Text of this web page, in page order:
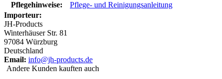
Pflegehinweise:
Pflege- und Reinigungsanleitung
Importeur:
JH-Products
Winterhäuser Str. 81
97084 Würzburg
Deutschland
Email: info@jh-products.de
Andere Kunden kauften auch